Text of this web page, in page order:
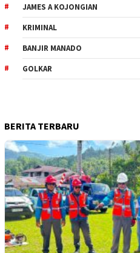
JAMES A KOJONGIAN
KRIMINAL
BANJIR MANADO
GOLKAR
BERITA TERBARU